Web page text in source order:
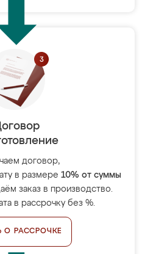
договор,
в размере 10% от суммы
заказ в производство.
в рассрочку без %.
О РАССРОЧКЕ